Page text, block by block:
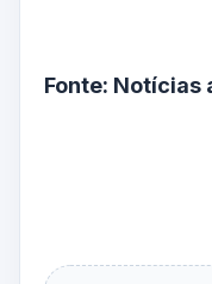
Fonte: Notícias